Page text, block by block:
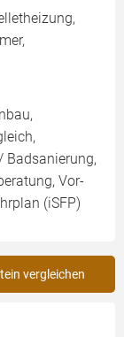
Badsanierung,
Vor-
(iSFP)
vergleichen